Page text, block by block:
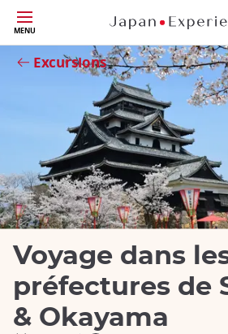
Skip
to
main
content
MENU
Excursions
Fermer
Voyage dans
préfectures de
& Okayama